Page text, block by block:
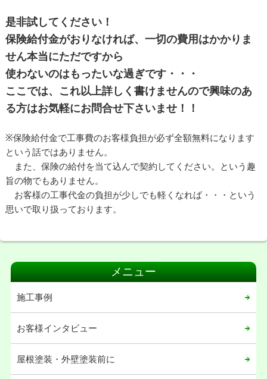
是非試してください！
保険給付金がおりなければ、一切の費用はかかりま
せん本当にただですから
使わないのはもったいな過ぎです・・・
ここでは、これ以上詳しく書けませんので興味のあ
る方はお気軽にお問合せ下さいませ！！
※保険給付金で工事費のお客様負担が必ず全額無料になります
という話ではありません。
また、保険の給付を当て込んで契約してください。という趣
旨の物でもありません。
お客様の工事代金の負担が少しでも軽くなれば・・・という
思いで取り扱っております。
メニュー
施工事例
お客様インタビュー
屋根塗装・外壁塗装前に